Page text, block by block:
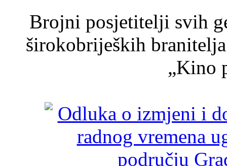
Brojni posjetitelji svih
širokobrijeških
„Kino